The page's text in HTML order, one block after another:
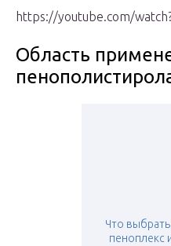
https://youtube.com/
Область
Что
пеноплекс